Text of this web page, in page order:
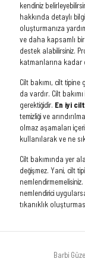
kendiniz
hakkında detaylı
oluşturmanıza
ve daha kapsamlı
destek alabilirsiniz.
katmanlarına kadar
Cilt bakımı, cilt
da vardır. Cilt
gerektiğidir. En iyi cilt
temizliği ve
olmaz aşamaları
kullanılarak ve ne
Cilt bakımında yer
değişmez. Yani, cilt
nemlendirici
tıkanıklık
Barbi